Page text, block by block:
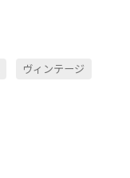
ヴィンテージ